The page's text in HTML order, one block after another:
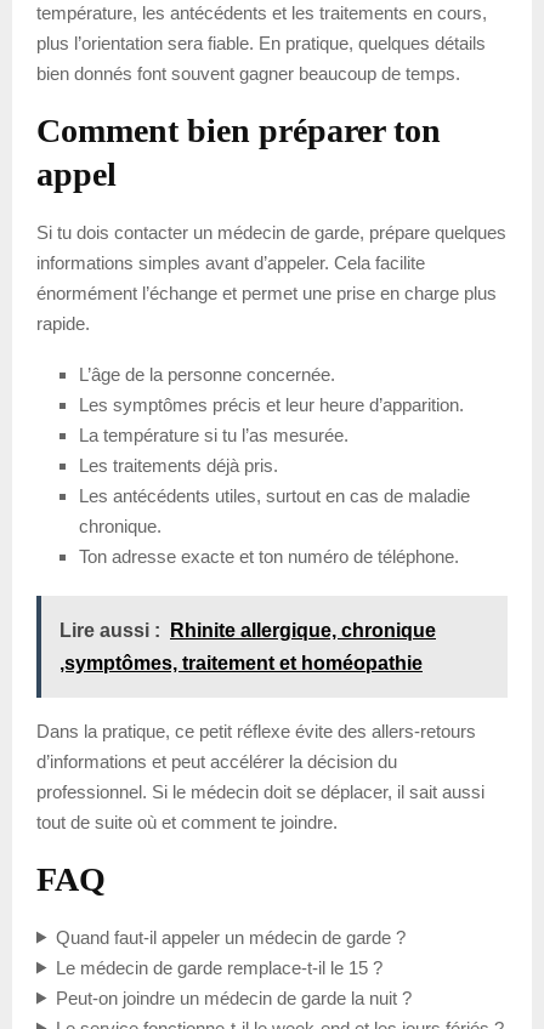
température, les antécédents et les traitements en cours,
plus l’orientation sera fiable. En pratique, quelques détails
bien donnés font souvent gagner beaucoup de temps.
Comment bien préparer ton
appel
Si tu dois contacter un médecin de garde, prépare quelques
informations simples avant d’appeler. Cela facilite
énormément l’échange et permet une prise en charge plus
rapide.
L’âge de la personne concernée.
Les symptômes précis et leur heure d’apparition.
La température si tu l’as mesurée.
Les traitements déjà pris.
Les antécédents utiles, surtout en cas de maladie
chronique.
Ton adresse exacte et ton numéro de téléphone.
Lire aussi :
Rhinite allergique, chronique
,symptômes, traitement et homéopathie
Dans la pratique, ce petit réflexe évite des allers-retours
d’informations et peut accélérer la décision du
professionnel. Si le médecin doit se déplacer, il sait aussi
tout de suite où et comment te joindre.
FAQ
Quand faut-il appeler un médecin de garde ?
Le médecin de garde remplace-t-il le 15 ?
Peut-on joindre un médecin de garde la nuit ?